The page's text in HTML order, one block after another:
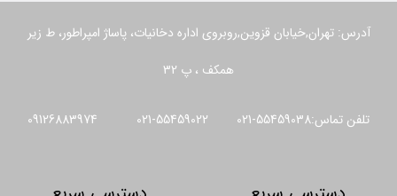
آدرس: تهران,خیابان قزوین,روبروی اداره دخانیات، پاساژ امپراطور، ط زیر
همکف ، پ 32
تلفن تماس:55459038-021 55459022-021 09126883974